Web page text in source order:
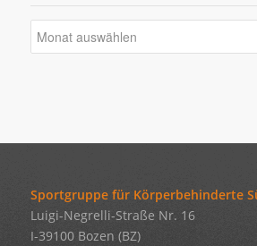
Sportgruppe für Körperbehinderte
Luigi-Negrelli-Straße Nr. 16
I-39100 Bozen (BZ)